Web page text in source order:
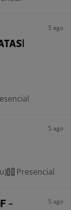
5 ago
5 ago
Presencial
-
5 ago